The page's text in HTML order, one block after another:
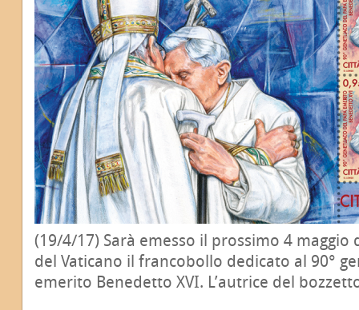
(19/4/17) Sarà emesso il prossimo 4 maggio
del Vaticano il francobollo dedicato al 90°
emerito Benedetto XVI. L’autrice del